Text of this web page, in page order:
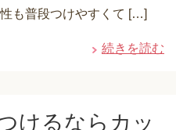
も普段つけやすくて […]
続きを読む
けるならカッ